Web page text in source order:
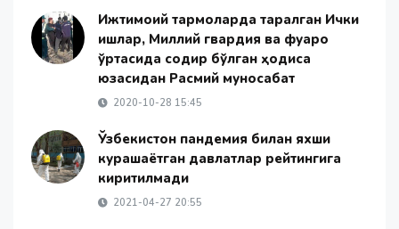
Ижтимоий тармоқларда тарқалган Ички
ишлар, Миллий гвардия ва фуқаро
ўртасида содир бўлган ҳодиса
юзасидан Расмий муносабат
2020-10-28 15:45
Ўзбекистон пандемия билан яхши
курашаётган давлатлар рейтингига
киритилмади
2021-04-27 20:55